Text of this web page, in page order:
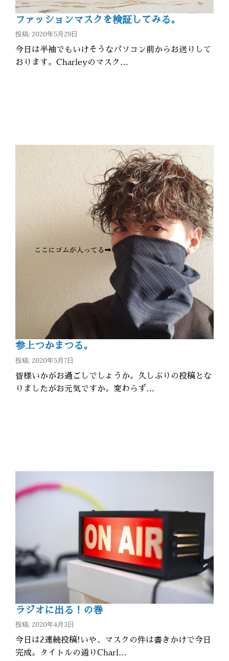
ファッションマスクを検証してみる。
投稿: 2020年5月29日
今日は半袖でもいけそうなパソコン前からお送りして
おります。Charleyのマスク…
参上つかまつる。
投稿: 2020年5月7日
皆様いかがお過ごしでしょうか。久しぶりの投稿とな
りましたがお元気ですか。変わらず…
ラジオに出る！の巻
投稿: 2020年4月3日
今日は2連続投稿!いや、マスクの件は書きかけで今日
完成。タイトルの通りCharl…